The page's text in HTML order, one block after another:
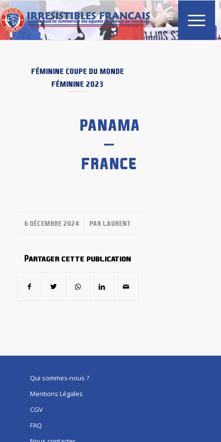
FÉMININE COUPE DU MONDE
FÉMININE 2023
PANAMA
–
FRANCE
6 DÉCEMBRE 2024
/ PAR LAURENT
Partager cette publication
Qui sommes-nous ?
Mentions Légales
CGV
FAQ